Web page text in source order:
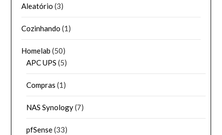
Aleatório (3)
Cozinhando (1)
Homelab (50)
APC UPS (5)
Compras (1)
NAS Synology(7)
pfSense(33)